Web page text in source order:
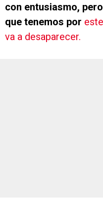
con entusiasmo,
que tenemos por
va a desaparecer.